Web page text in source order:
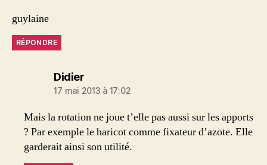
guylaine
RÉPONDRE
Didierdit :
17 mai 2013 à 17:02
Mais la rotation ne joue t’elle pas aussi sur les apports
? Par exemple le haricot comme fixateur d’azote. Elle
garderait ainsi son utilité.